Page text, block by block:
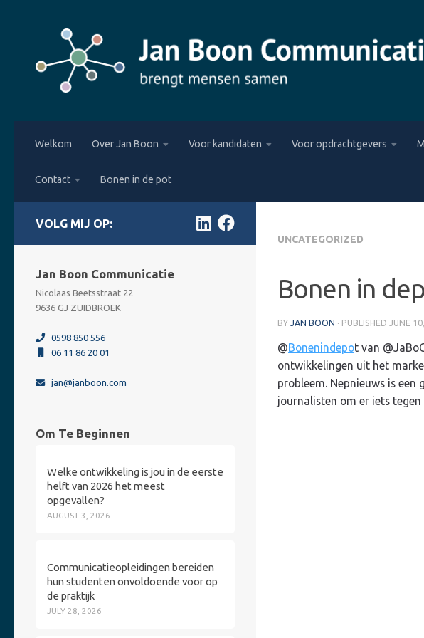
Welkom Over Jan Boon Voor kandidaten Voor opdrachtgevers
Contact Bonen in de pot
UNCATEGORIZED
Bonen in
BY JAN BOON · PUBLISHED JUNE
@Bonenindepot van
ontwikkelingen uit het
probleem. Nepnieuws is
journalisten om er iets tegen
Jan Boon Communicatie
Nicolaas Beetsstraat 22
9636 GJ ZUIDBROEK
0598 850 556
06 11 86 20 01
jan@janboon.com
Om Te Beginnen
Welke ontwikkeling is jou in de eerste
helft van 2026 het meest
opgevallen?
AUGUST 3, 2026
Communicatieopleidingen bereiden
hun studenten onvoldoende voor op
de praktijk
JULY 28, 2026